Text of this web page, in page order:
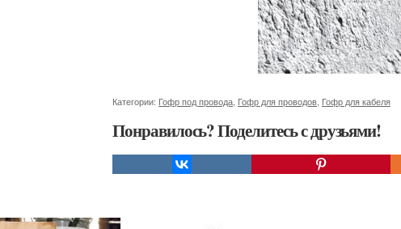
Категории: Гофр под провода Гофр для проводов Гофр для кабеля
Понравилось? Поделитесь с друзьями!